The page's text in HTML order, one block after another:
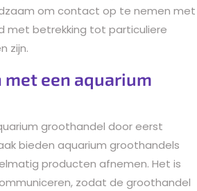
om contact op te nemen met
met betrekking tot particuliere
zijn.
met een aquarium
groothandel door eerst
bieden aquarium groothandels
producten afnemen. Het is
zodat de groothandel